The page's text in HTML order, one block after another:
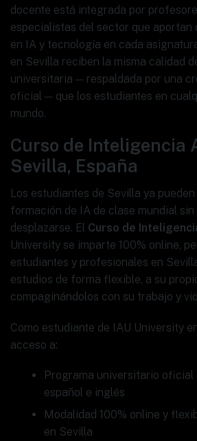
docente está integrada por
especialistas del sector que aportan
en IA y tecnología en cada
en Sevilla reciben la misma calidad
universitaria — respaldada por una
oficial — que los estudiantes en
mundo.
Curso de Inteligencia
Sevilla, España
Los estudiantes de Sevilla ya
formación de IA de clase mundial
desplazarse. El Curso de
University se imparte 100% online,
estudiantes y profesionales en
estudios de forma flexible, a su
compaginándolos con su trabajo y
Como estudiante de IAU University
acceso a:
Programa universitario oficial
español e inglés
Modalidad 100% online y
en Sevilla